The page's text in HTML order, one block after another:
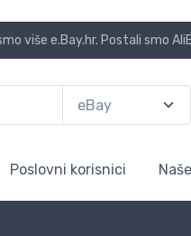
više e.Bay.hr. Postali smo
Poslovni korisnici